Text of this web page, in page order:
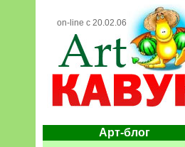
on-line с 20.02.06
Арт-блог